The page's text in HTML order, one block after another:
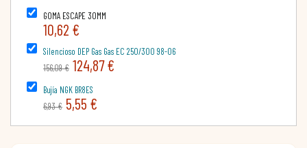
GOMA ESCAPE 30MM
10,62 €
Silencioso DEP Gas Gas EC 250/300 98-06
156,09 € 124,87 €
Bujía NGK BR8ES
6,93 € 5,55 €